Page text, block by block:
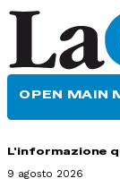
OPEN MAIN
L'informazione
9 agosto 2026